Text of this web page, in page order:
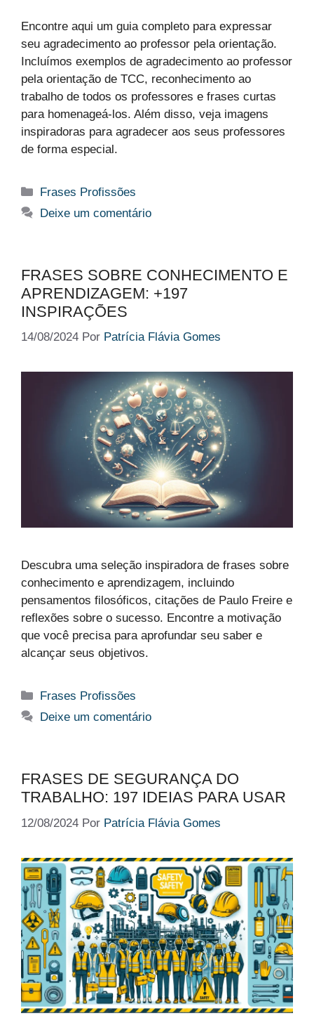
Encontre aqui um guia completo para expressar
seu agradecimento ao professor pela orientação.
Incluímos exemplos de agradecimento ao professor
pela orientação de TCC, reconhecimento ao
trabalho de todos os professores e frases curtas
para homenageá-los. Além disso, veja imagens
inspiradoras para agradecer aos seus professores
de forma especial.
Categorias
Frases Profissões
Deixe um comentário
FRASES SOBRE CONHECIMENTO E
APRENDIZAGEM: +197
INSPIRAÇÕES
14/08/2024 Por Patrícia Flávia Gomes
Descubra uma seleção inspiradora de frases sobre
conhecimento e aprendizagem, incluindo
pensamentos filosóficos, citações de Paulo Freire e
reflexões sobre o sucesso. Encontre a motivação
que você precisa para aprofundar seu saber e
alcançar seus objetivos.
Categorias
Frases Profissões
Deixe um comentário
FRASES DE SEGURANÇA DO
TRABALHO: 197 IDEIAS PARA USAR
12/08/2024 Por Patrícia Flávia Gomes